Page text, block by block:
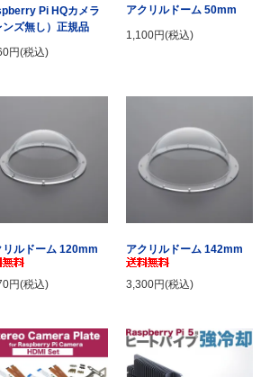
Pi HQカメラ
ンズ無し）正規品
円(税込)
アクリルドーム 50mm
1,100円(税込)
リルドーム 120mm
円(税込)
アクリルドーム 142mm
3,300円(税込)